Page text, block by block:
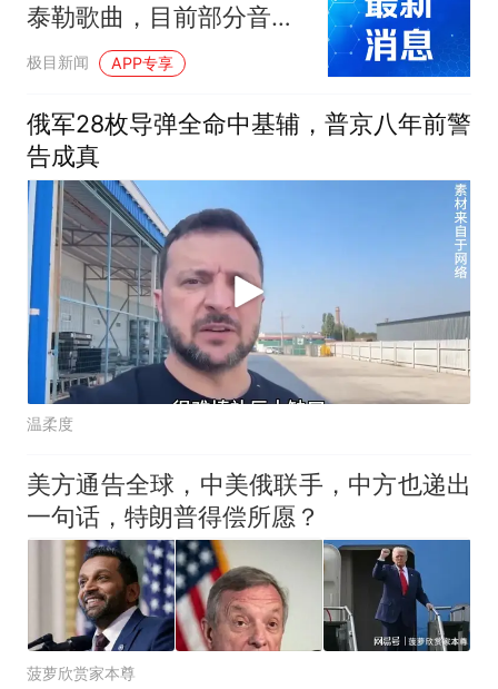
泰勒歌曲，目前部分音频
已被下架或静音，两人曾
公开互呛
极目新闻 APP专享
俄军28枚导弹全命中基辅，普京八年前警
告成真
温柔度
美方通告全球，中美俄联手，中方也递出
一句话，特朗普得偿所愿？
菠萝欣赏家本尊